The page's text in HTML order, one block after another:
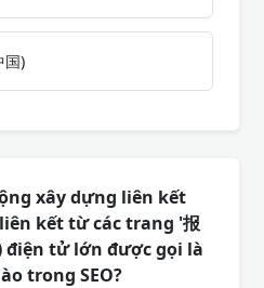
国)
xây dựng liên kết
kết từ các trang '报
điện tử lớn được gọi là
trong SEO?